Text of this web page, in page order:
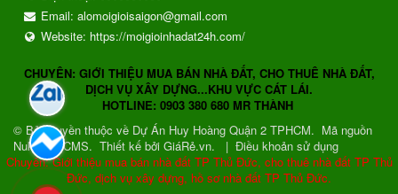
Email: alomoigioisaigon@gmail.com
Website: https://moigioinhadat24h.com/
CHUYÊN: GIỚI THIỆU MUA BÁN NHÀ ĐẤT, CHO THUÊ NHÀ ĐẤT,
DỊCH VỤ XÂY DỰNG...KHU VỰC CÁT LÁI.
HOTLINE: 0903 380 680 MR THÀNH
© Bản quyền thuộc về Dự Án Huy Hoàng Quận 2 TPHCM. Mã nguồn
NukeViet CMS. Thiết kế bởi GiáRẻ.vn. | Điều khoản sử dụng
Chuyên: Giới thiệu mua bán nhà đất TP Thủ Đức, cho thuê nhà đất TP Thủ
Đức, dịch vụ xây dựng, hồ sơ nhà đất TP Thủ Đức.